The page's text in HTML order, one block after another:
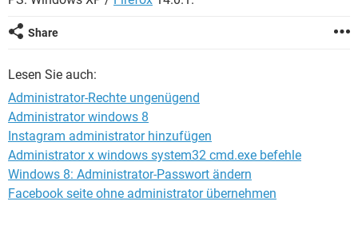
Share
Lesen Sie auch:
Administrator-Rechte ungenügend
Administrator windows 8
Instagram administrator hinzufügen
Administrator x windows system32 cmd.exe befehle
Windows 8: Administrator-Passwort ändern
Facebook seite ohne administrator übernehmen